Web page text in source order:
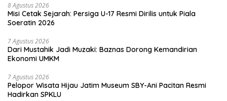
8 Agustus 2026
Misi Cetak Sejarah: Persiga U-17 Resmi Dirilis untuk Piala
Soeratin 2026
7 Agustus 2026
Dari Mustahik Jadi Muzaki: Baznas Dorong Kemandirian
Ekonomi UMKM
7 Agustus 2026
Pelopor Wisata Hijau Jatim Museum SBY-Ani Pacitan Resmi
Hadirkan SPKLU